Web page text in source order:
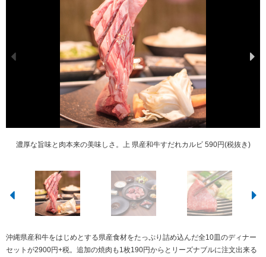
濃厚な旨味と肉本来の美味しさ。上 県産和牛すだれカルビ 590円(税抜き)
県産和牛や厳選牛の盛り合わせに加え、あぶり寿司やデミグラスソース煮込み
肉の芯部からじっくりと焼き上げることの出来るロースターを採用。肉が持つ
恩納本館は全席個室。和モダンな空間がオシャレ。ファミリーやカップルもぜ
一度食べたらやみつき。特選あぶり寿司。
セットメニューのメインであるお肉の盛り合わせは8点盛りに変更も可能。
ホテルムーンビーチ近くの恩納村国道58号線沿い。
単品のお肉は1人前だけでなく、1枚からでも注文可能。色々な部位を試せるの
沖縄県産和牛をはじめとする県産食材をたっぷり詰め込んだ全10皿のディナー
セットが2900円+税。追加の焼肉も1枚190円からとリーズナブルに注文出来る